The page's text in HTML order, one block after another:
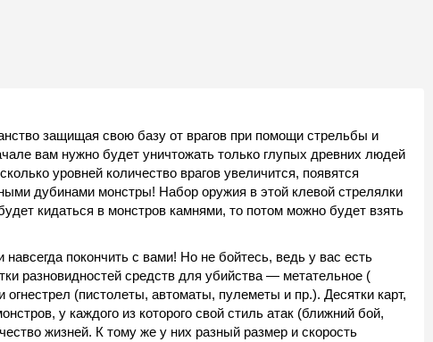
защищая свою базу от врагов при помощи стрельбы и
вам нужно будет уничтожать только глупых древних людей
уровней количество врагов увеличится, появятся
дубинами монстры! Набор оружия в этой клевой стрелялки
кидаться в монстров камнями, то потом можно будет взять
покончить с вами! Но не бойтесь, ведь у вас есть
разновидностей средств для убийства — метательное (
(пистолеты, автоматы, пулеметы и пр.). Десятки карт,
у каждого из которого свой стиль атак (ближний бой,
жизней. К тому же у них разный размер и скорость